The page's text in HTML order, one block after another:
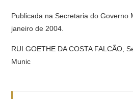
Publicada na Secretaria do Governo
janeiro de 2004.
RUI GOETHE DA COSTA FALCÃO,
Munic